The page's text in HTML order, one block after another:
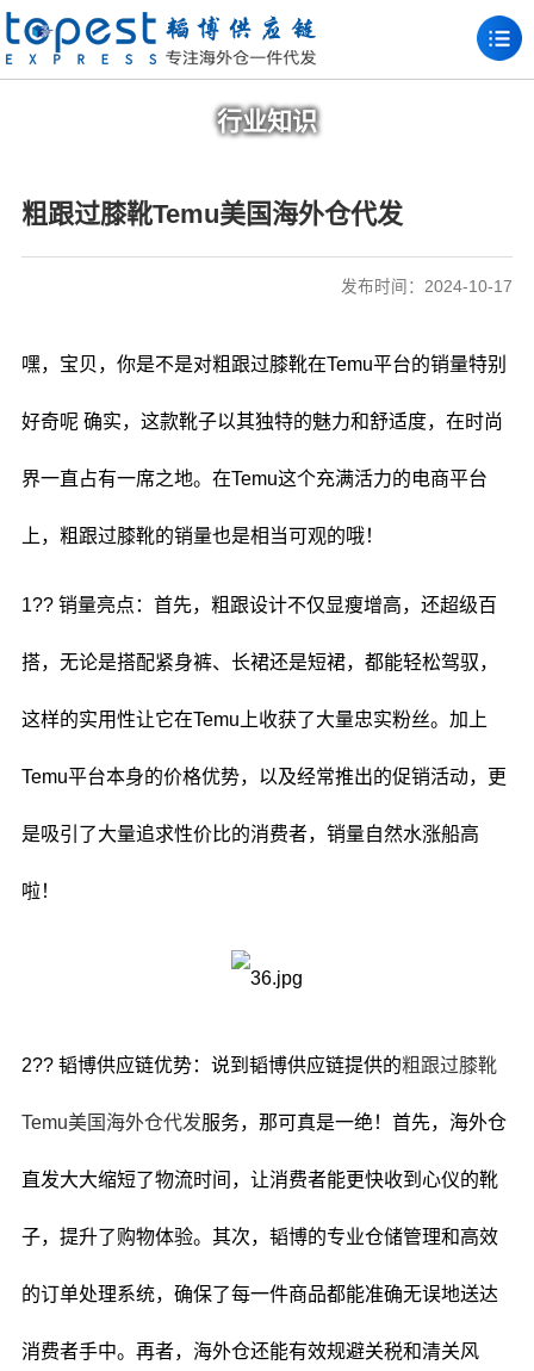
行业知识
粗跟过膝靴Temu美国海外仓代发
发布时间：2024-10-17
嘿，宝贝，你是不是对粗跟过膝靴在Temu平台的销量特别
好奇呢 确实，这款靴子以其独特的魅力和舒适度，在时尚
界一直占有一席之地。在Temu这个充满活力的电商平台
上，粗跟过膝靴的销量也是相当可观的哦！
1?? 销量亮点：首先，粗跟设计不仅显瘦增高，还超级百
搭，无论是搭配紧身裤、长裙还是短裙，都能轻松驾驭，
这样的实用性让它在Temu上收获了大量忠实粉丝。加上
Temu平台本身的价格优势，以及经常推出的促销活动，更
是吸引了大量追求性价比的消费者，销量自然水涨船高
啦！
2?? 韬博供应链优势：说到韬博供应链提供的粗跟过膝靴
Temu美国海外仓代发服务，那可真是一绝！首先，海外仓
直发大大缩短了物流时间，让消费者能更快收到心仪的靴
子，提升了购物体验。其次，韬博的专业仓储管理和高效
的订单处理系统，确保了每一件商品都能准确无误地送达
消费者手中。再者，海外仓还能有效规避关税和清关风